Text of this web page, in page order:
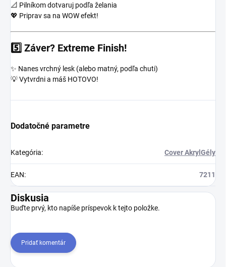
📐 Pilníkom dotvaruj podľa želania
💖 Priprav sa na WOW efekt!
5️⃣ Záver? Extreme Finish!
✨ Nanes vrchný lesk (alebo matný, podľa chuti)
💡 Vytvrdni a máš HOTOVO!
Dodatočné parametre
Kategória: Cover AkrylGély
EAN: 7211
Diskusia
Buďte prvý, kto napíše príspevok k tejto položke.
Pridať komentár